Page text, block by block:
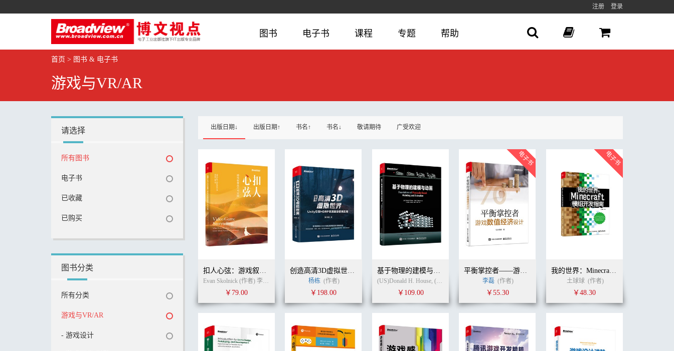
注册 登录
图书 电子书 课程 专题 帮助
首页 > 图书 & 电子书
游戏与VR/AR
请选择
所有图书
电子书
已收藏
已购买
图书分类
所有分类
游戏与VR/AR
- 游戏设计
出版日期↓ 出版日期↑ 书名↑ 书名↓ 敬请期待 广受欢迎
扣人心弦：游戏叙事技巧与实践
Evan Skolnick (作者) 李天颀 李享 (译者)
￥79.00
创造高清3D虚拟世界：Unity引擎HDRP高清渲染管线实战
杨栋 (作者)
￥198.00
基于物理的建模与动画
(US)Donald H. House, (US)John C. Keyser (作者) 叶劲峰
￥109.00
平衡掌控者——游戏数值经济设计
李磊 (作者)
￥55.30
我的世界：Minecraft模组开发指南
土球球 (作者)
￥48.30